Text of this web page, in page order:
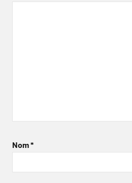
Nom*